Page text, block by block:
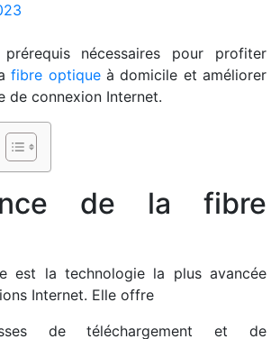
nécessaires pour profiter
fibre optiqueà domicile et améliorer
de connexion Internet.
de la fibre
est la technologie la plus avancée
Internet. Elle offre
de téléchargement et de